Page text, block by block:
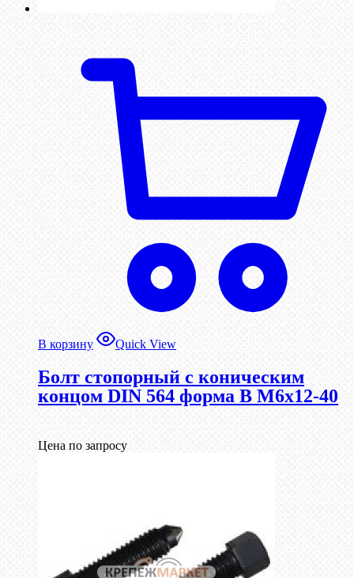
В корзину Quick View
Болт стопорный с коническим
концом DIN 564 форма B М6х12-40
Цена по запросу